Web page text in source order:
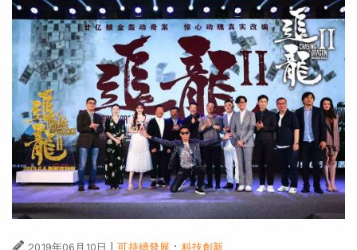
2019年06月10日 | 可持續發展 · 科技創新